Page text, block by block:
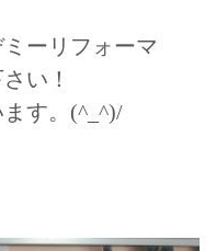
ーリフォーマ
い！
す。(^_^)/